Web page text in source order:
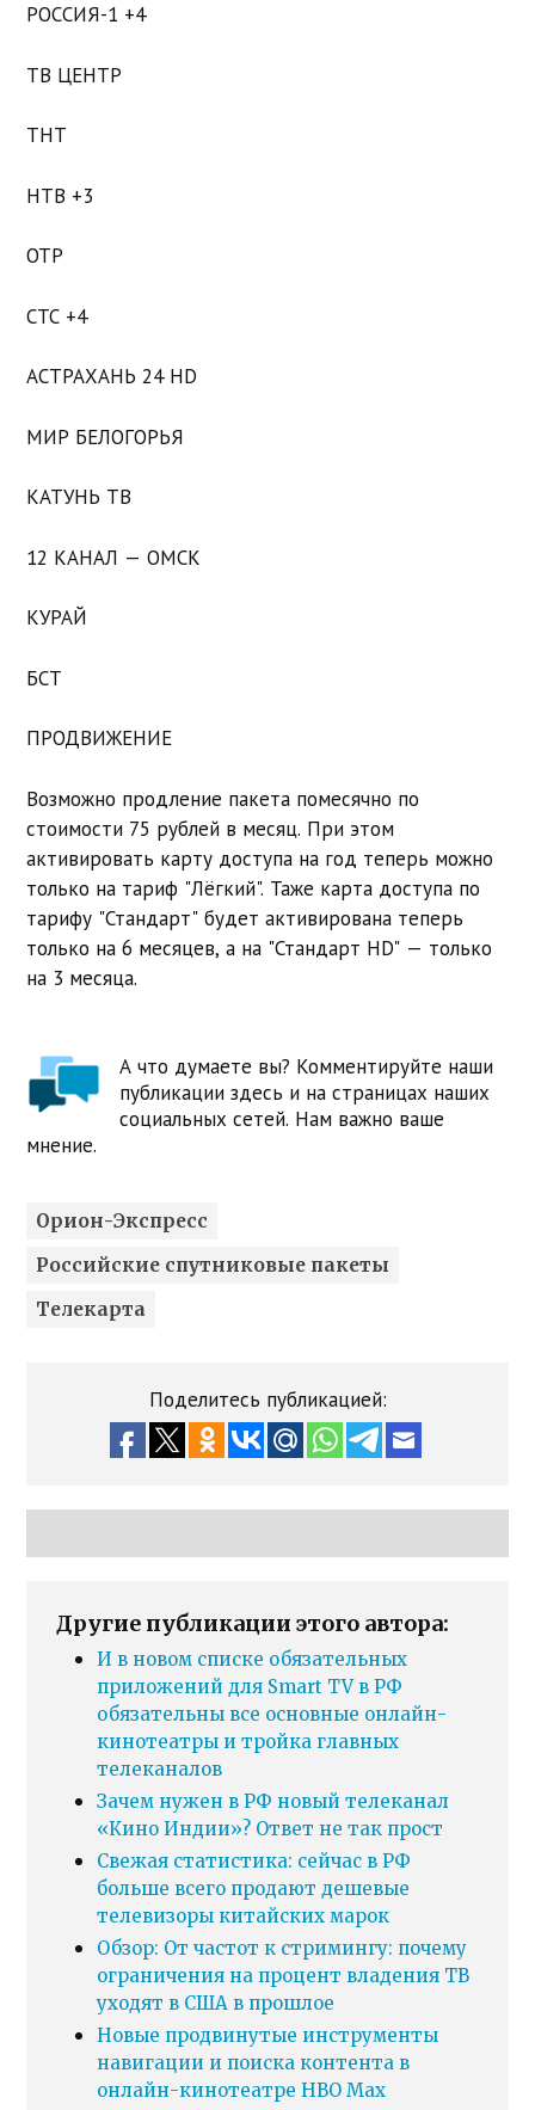
РОССИЯ-1 +4
ТВ ЦЕНТР
ТНТ
НТВ +3
ОТР
СТС +4
АСТРАХАНЬ 24 HD
МИР БЕЛОГОРЬЯ
КАТУНЬ ТВ
12 КАНАЛ — ОМСК
КУРАЙ
БСТ
ПРОДВИЖЕНИЕ
Возможно продление пакета помесячно по
стоимости 75 рублей в месяц. При этом
активировать карту доступа на год теперь можно
только на тариф "Лёгкий". Таже карта доступа по
тарифу "Стандарт" будет активирована теперь
только на 6 месяцев, а на "Стандарт HD" — только
на 3 месяца.
А что думаете вы? Комментируйте наши
публикации здесь и на страницах наших
социальных сетей. Нам важно ваше
мнение.
Орион-Экспресс
Российские спутниковые пакеты
Телекарта
Поделитесь публикацией:
Другие публикации этого автора:
И в новом списке обязательных
приложений для Smart TV в РФ
обязательны все основные онлайн-
кинотеатры и тройка главных
телеканалов
Зачем нужен в РФ новый телеканал
«Кино Индии»? Ответ не так прост
Свежая статистика: сейчас в РФ
больше всего продают дешевые
телевизоры китайских марок
Обзор: От частот к стримингу: почему
ограничения на процент владения ТВ
уходят в США в прошлое
Новые продвинутые инструменты
навигации и поиска контента в
онлайн-кинотеатре HBO Max